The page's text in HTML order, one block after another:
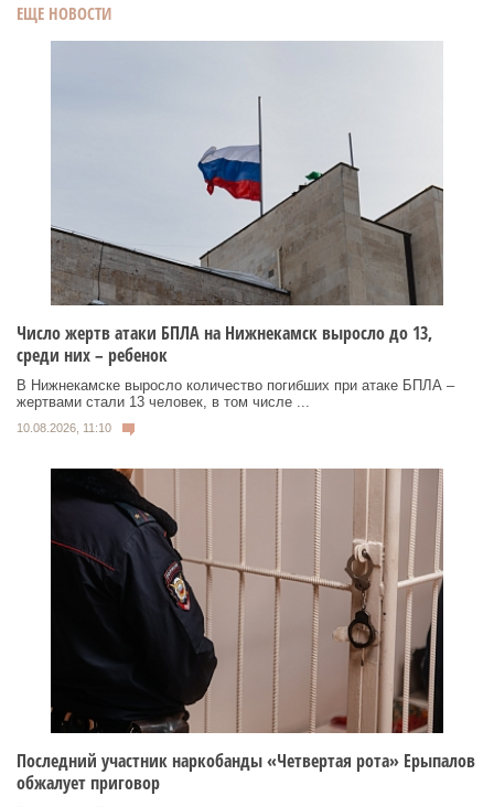
ЕЩЕ НОВОСТИ
Число жертв атаки БПЛА на Нижнекамск выросло до 13,
среди них – ребенок
В Нижнекамске выросло количество погибших при атаке БПЛА –
жертвами стали 13 человек, в том числе ...
10.08.2026, 11:10
Последний участник наркобанды «Четвертая рота» Ерыпалов
обжалует приговор